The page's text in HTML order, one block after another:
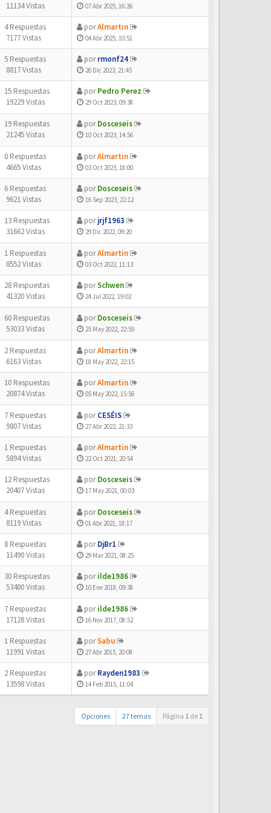
11134 Vistas
07 Abr 2025, 16:26
4 Respuestas
7177 Vistas
porAlmartin
04 Abr 2025, 10:51
5 Respuestas
8817 Vistas
porrmonf24
26 Dic 2023, 21:45
15 Respuestas
19229 Vistas
porPedro Perez
29 Oct 2023, 09:38
19 Respuestas
21245 Vistas
porDosceseis
10 Oct 2023, 14:56
0 Respuestas
4665 Vistas
porAlmartin
03 Oct 2023, 18:00
6 Respuestas
9621 Vistas
porDosceseis
16 Sep 2023, 22:12
13 Respuestas
31662 Vistas
porjrjf1963
29 Dic 2022, 09:20
1 Respuestas
8552 Vistas
porAlmartin
03 Oct 2022, 11:13
28 Respuestas
41320 Vistas
porSchwen
24 Jul 2022, 19:02
60 Respuestas
53033 Vistas
porDosceseis
25 May 2022, 22:59
2 Respuestas
6163 Vistas
porAlmartin
18 May 2022, 22:15
10 Respuestas
20874 Vistas
porAlmartin
05 May 2022, 15:56
7 Respuestas
9807 Vistas
porCESÉIS
27 Abr 2022, 21:33
1 Respuestas
5894 Vistas
porAlmartin
22 Oct 2021, 20:54
12 Respuestas
20407 Vistas
porDosceseis
17 May 2021, 00:03
4 Respuestas
8119 Vistas
porDosceseis
01 Abr 2021, 18:17
8 Respuestas
11490 Vistas
porDjBr1
29 Mar 2021, 08:25
30 Respuestas
53480 Vistas
porilde1986
10 Ene 2018, 09:38
7 Respuestas
17128 Vistas
porilde1986
16 Nov 2017, 08:52
1 Respuestas
11991 Vistas
porSabu
27 Abr 2015, 20:08
2 Respuestas
13598 Vistas
porRayden1983
14 Feb 2015, 11:04
Opciones 27 temas Página 1 de 1